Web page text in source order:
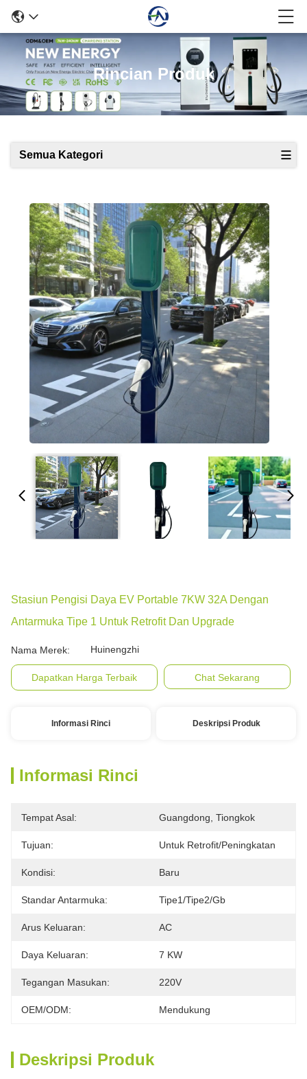
Rincian Produk
Semua Kategori
Stasiun Pengisi Daya EV Portable 7KW 32A Dengan
Antarmuka Tipe 1 Untuk Retrofit Dan Upgrade
Nama Merek: Huinengzhi
Dapatkan Harga Terbaik Chat Sekarang
Informasi Rinci Deskripsi Produk
Informasi Rinci
Tempat Asal: Guangdong, Tiongkok
Tujuan: Untuk Retrofit/peningkatan
Kondisi: Baru
Standar Antarmuka: Tipe1/tipe2/gb
Arus Keluaran: AC
Daya Keluaran: 7 KW
Tegangan Masukan: 220V
OEM/ODM: Mendukung
Deskripsi Produk